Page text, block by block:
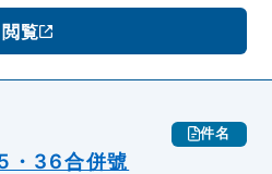
閲覧
件名
・36合併號